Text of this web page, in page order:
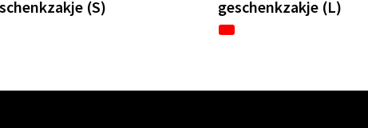
(S)
geschenkzakje (L)